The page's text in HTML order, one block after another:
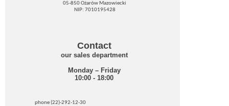
05-850 Ożarów Mazowiecki
NIP: 7010195428
Contact
our sales department
Monday – Friday
10:00 - 18:00
phone (22)-292-12-30